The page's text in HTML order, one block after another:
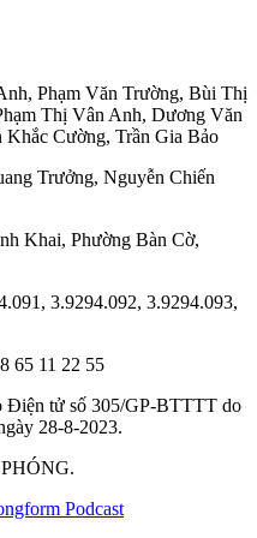
, Phạm Văn Trường, Bùi Thị
Thị Vân Anh, Dương Văn
Khắc Cường, Trần Gia Bảo
Trưởng, Nguyễn Chiến
Khai, Phường Bàn Cờ,
3.9294.092, 3.9294.093,
65 11 22 55
Điện tử số 305/GP-BTTTT do
28-8-2023.
Podcast